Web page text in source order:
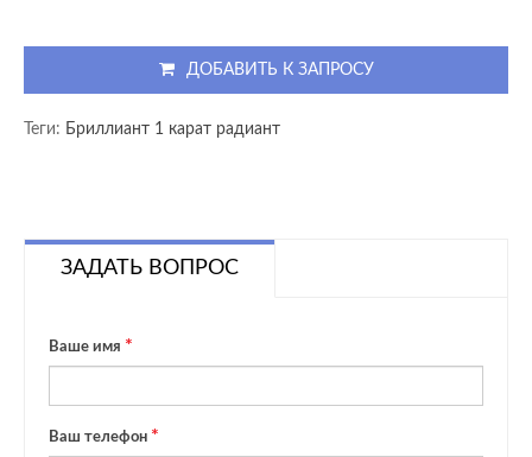
ДОБАВИТЬ К ЗАПРОСУ
Теги: Бриллиант 1 карат радиант
ЗАДАТЬ ВОПРОС
Ваше имя
Ваш телефон